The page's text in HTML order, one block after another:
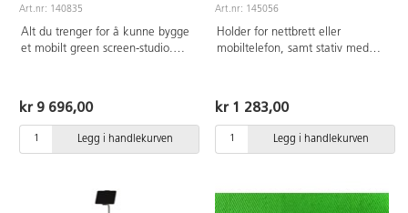
Art.nr: 140835
Alt du trenger for å kunne bygge
et mobilt green screen-studio.
Feste for nettbrett, 137958 Stativ.
kr 9 696,00
Legg i handlekurven
Art.nr: 145056
Holder for nettbrett eller
mobiltelefon, samt stativ med
kan holderen monteres på bordet
eller gulvstativet. Ved å bruke det
teleskopiske gulvstativet kan
høyden justeres opp til 1,69 m.
trinnløs justering av høyden. Anti-
kr 1 283,00
Legg i handlekurven